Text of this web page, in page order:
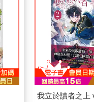
我立於讀者之上